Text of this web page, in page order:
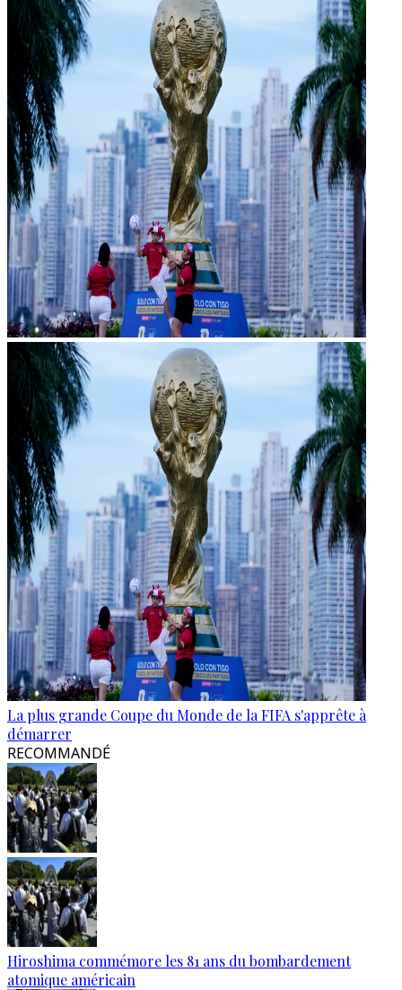
La plus grande Coupe du Monde de la FIFA s'apprête à
démarrer
RECOMMANDÉ
Hiroshima commémore les 81 ans du bombardement
atomique américain